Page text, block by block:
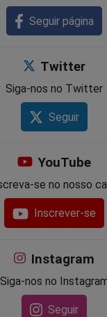
Seguir página
Twitter
Siga-nos no Twitter
Seguir
YouTube
se no nosso
Inscrever-se
Instagram
Siga-nos no
Seguir